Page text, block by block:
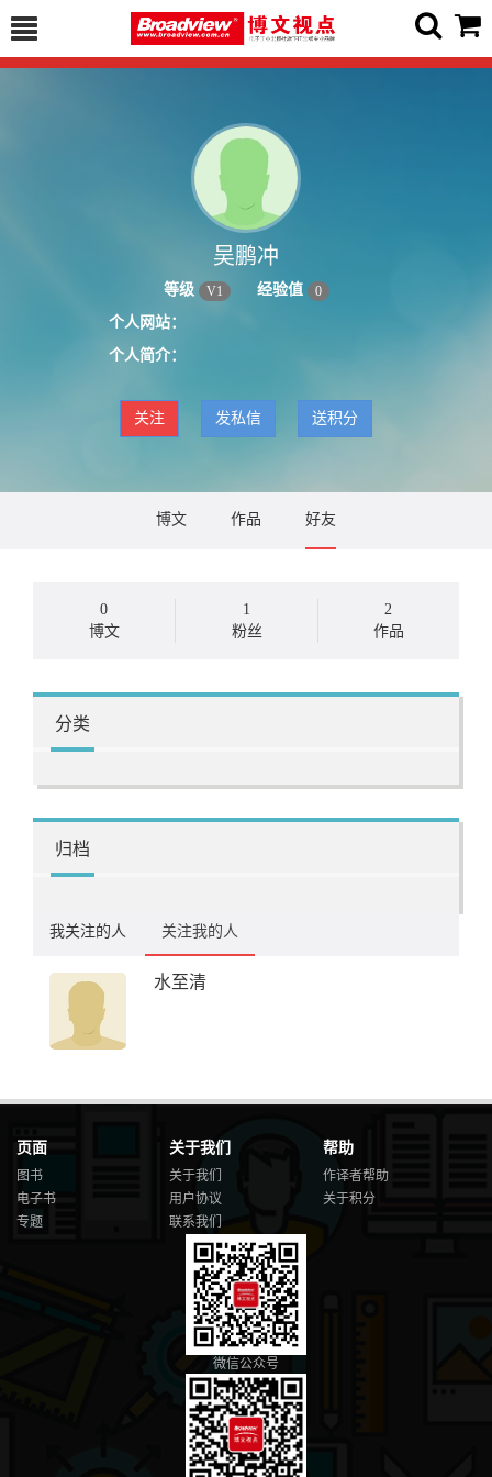
吴鹏冲
等级 V1 经验值 0
个人网站：
个人简介：
关注 发私信 送积分
博文 作品 好友
0
博文
1
粉丝
2
作品
分类
归档
我关注的人 关注我的人
水至清
页面
图书
电子书
专题
关于我们
关于我们
用户协议
联系我们
帮助
作译者帮助
关于积分
微信公众号